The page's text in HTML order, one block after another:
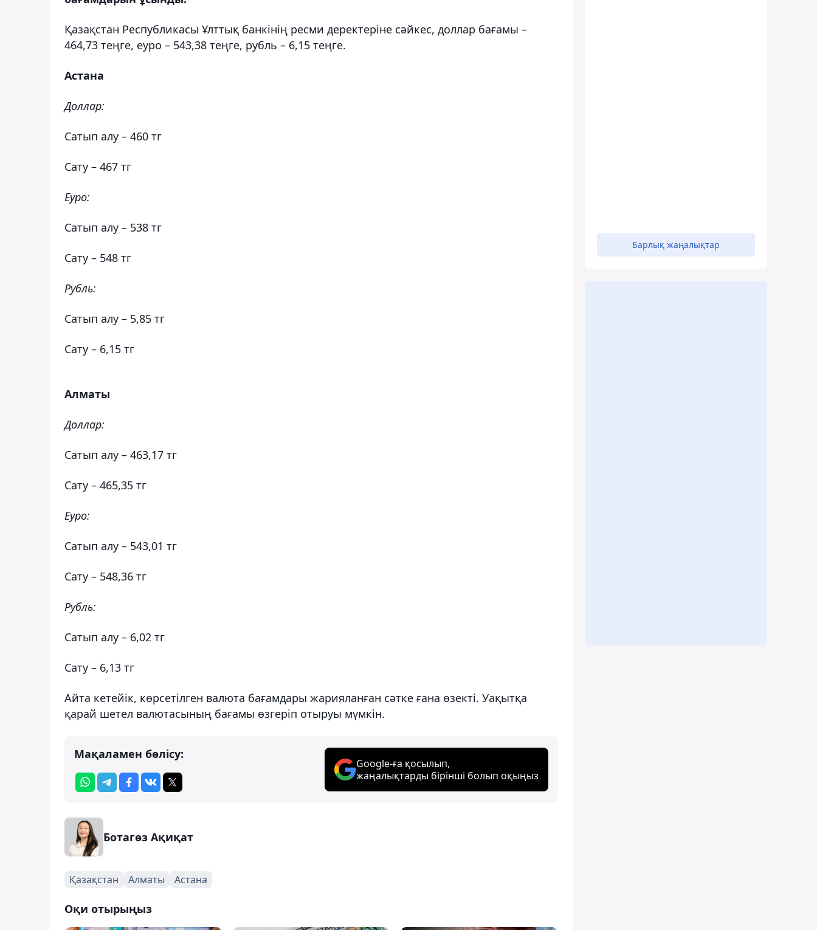
Қазақстан Республикасы Ұлттық банкінің ресми деректеріне сәйкес, доллар бағамы –
464,73 теңге, еуро – 543,38 теңге, рубль – 6,15 теңге.
Астана
Доллар:
Сатып алу – 460 тг
Сату – 467 тг
Еуро:
Сатып алу – 538 тг
Сату – 548 тг
Рубль:
Сатып алу – 5,85 тг
Сату – 6,15 тг
Алматы
Доллар:
Сатып алу – 463,17 тг
Сату – 465,35 тг
Еуро:
Сатып алу – 543,01 тг
Сату – 548,36 тг
Рубль:
Сатып алу – 6,02 тг
Сату – 6,13 тг
Айта кетейік, көрсетілген валюта бағамдары жарияланған сәтке ғана өзекті. Уақытқа
қарай шетел валютасының бағамы өзгеріп отыруы мүмкін.
Мақаламен бөлісу:
Google-ға қосылып,
жаңалықтарды бірінші болып оқыңыз
Ботагөз Ақиқат
Қазақстан Алматы Астана
Оқи отырыңыз
Барлық жаңалықтар